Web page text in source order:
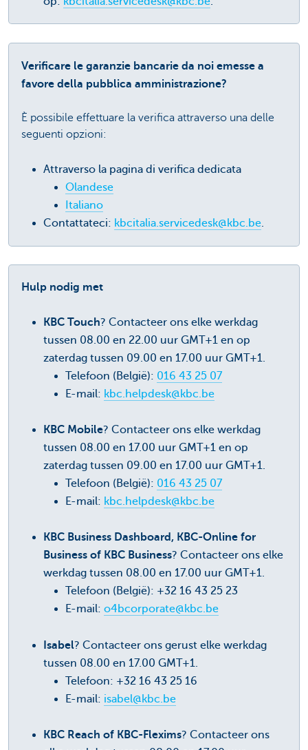
Verificare le garanzie bancarie da noi emesse a
favore della pubblica amministrazione?
È possibile effettuare la verifica attraverso una delle
seguenti opzioni:
Attraverso la pagina di verifica dedicata
Olandese
Italiano
Contattateci: kbcitalia.servicedesk@kbc.be.
Hulp nodig met
KBC Touch? Contacteer ons elke werkdag
tussen 08.00 en 22.00 uur GMT+1 en op
zaterdag tussen 09.00 en 17.00 uur GMT+1.
Telefoon (België): 016 43 25 07
E-mail: kbc.helpdesk@kbc.be
KBC Mobile? Contacteer ons elke werkdag
tussen 08.00 en 17.00 uur GMT+1 en op
zaterdag tussen 09.00 en 17.00 uur GMT+1.
Telefoon (België): 016 43 25 07
E-mail: kbc.helpdesk@kbc.be
KBC Business Dashboard, KBC-Online for
Business of KBC Business? Contacteer ons elke
werkdag tussen 08.00 en 17.00 uur GMT+1.
Telefoon (België): +32 16 43 25 23
E-mail: o4bcorporate@kbc.be
Isabel? Contacteer ons gerust elke werkdag
tussen 08.00 en 17.00 GMT+1.
Telefoon: +32 16 43 25 16
E-mail: isabel@kbc.be
KBC Reach of KBC-Flexims? Contacteer ons